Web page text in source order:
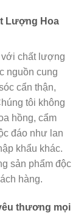
Lượng Hoa
với chất lượng
nguồn cung
cẩn thận,
tôi không
hồng, cẩm
đáo như lan
khẩu khác.
sản phẩm độc
hàng.
thương mọi